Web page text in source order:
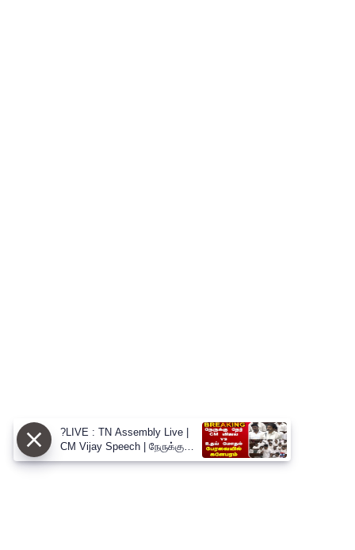
?LIVE : TN Assembly Live |
CM Vijay Speech | நேருக்கு
நேர் CM விஜய் vs உதய் மோதல்